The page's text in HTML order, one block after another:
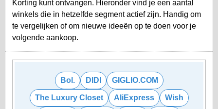
Korting kunt ontvangen. Hieronder vind je een aantal
winkels die in hetzelfde segment actief zijn. Handig om
te vergelijken of om nieuwe ideeën op te doen voor je
volgende aankoop.
Bol. DIDI GIGLIO.COM
The Luxury Closet AliExpress Wish